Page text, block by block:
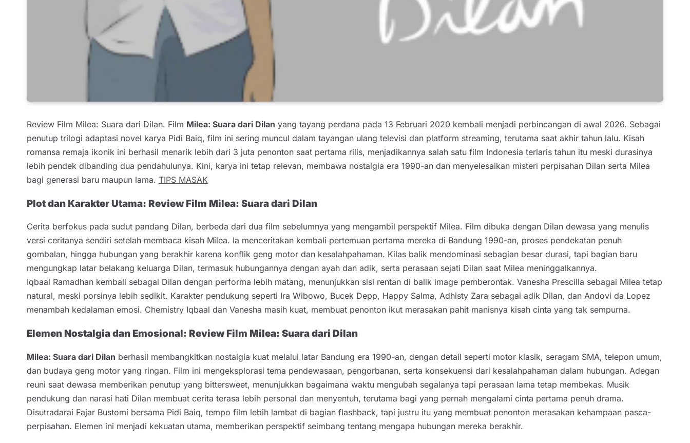
Review Film Milea: Suara dari Dilan. Film Milea: Suara dari Dilan yang tayang perdana pada 13 Februari 2020 kembali menjadi perbincangan di awal 2026. Sebagai
penutup trilogi adaptasi novel karya Pidi Baiq, film ini sering muncul dalam tayangan ulang televisi dan platform streaming, terutama saat akhir tahun lalu. Kisah
romansa remaja ikonik ini berhasil menarik lebih dari 3 juta penonton saat pertama rilis, menjadikannya salah satu film Indonesia terlaris tahun itu meski durasinya
lebih pendek dibanding dua pendahulunya. Kini, karya ini tetap relevan, membawa nostalgia era 1990-an dan menyelesaikan misteri perpisahan Dilan serta Milea
bagi generasi baru maupun lama. TIPS MASAK
Plot dan Karakter Utama: Review Film Milea: Suara dari Dilan
Cerita berfokus pada sudut pandang Dilan, berbeda dari dua film sebelumnya yang mengambil perspektif Milea. Film dibuka dengan Dilan dewasa yang menulis
versi ceritanya sendiri setelah membaca kisah Milea. Ia menceritakan kembali pertemuan pertama mereka di Bandung 1990-an, proses pendekatan penuh
gombalan, hingga hubungan yang berakhir karena konflik geng motor dan kesalahpahaman. Kilas balik mendominasi sebagian besar durasi, tapi bagian baru
mengungkap latar belakang keluarga Dilan, termasuk hubungannya dengan ayah dan adik, serta perasaan sejati Dilan saat Milea meninggalkannya.
Iqbaal Ramadhan kembali sebagai Dilan dengan performa lebih matang, menunjukkan sisi rentan di balik image pemberontak. Vanesha Prescilla sebagai Milea tetap
natural, meski porsinya lebih sedikit. Karakter pendukung seperti Ira Wibowo, Bucek Depp, Happy Salma, Adhisty Zara sebagai adik Dilan, dan Andovi da Lopez
menambah kedalaman emosi. Chemistry Iqbaal dan Vanesha masih kuat, membuat penonton ikut merasakan pahit manisnya kisah cinta yang tak sempurna.
Elemen Nostalgia dan Emosional: Review Film Milea: Suara dari Dilan
Milea: Suara dari Dilan berhasil membangkitkan nostalgia kuat melalui latar Bandung era 1990-an, dengan detail seperti motor klasik, seragam SMA, telepon umum,
dan budaya geng motor yang ringan. Film ini mengeksplorasi tema pendewasaan, pengorbanan, serta konsekuensi dari kesalahpahaman dalam hubungan. Adegan
reuni saat dewasa memberikan penutup yang bittersweet, menunjukkan bagaimana waktu mengubah segalanya tapi perasaan lama tetap membekas. Musik
pendukung dan narasi hati Dilan membuat cerita terasa lebih personal dan menyentuh, terutama bagi yang pernah mengalami cinta pertama penuh drama.
Disutradarai Fajar Bustomi bersama Pidi Baiq, tempo film lebih lambat di bagian flashback, tapi justru itu yang membuat penonton merasakan kehampaan pasca-
perpisahan. Elemen ini menjadi kekuatan utama, memberikan perspektif seimbang tentang mengapa hubungan mereka berakhir.